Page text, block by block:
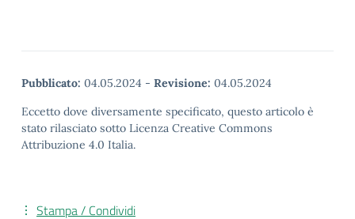
Pubblicato: 04.05.2024 - Revisione: 04.05.2024
Eccetto dove diversamente specificato, questo articolo è
stato rilasciato sotto Licenza Creative Commons
Attribuzione 4.0 Italia.
Stampa / Condividi